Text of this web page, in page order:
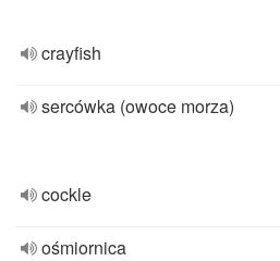
crayfish
sercówka (owoce morza)
cockle
ośmiornica